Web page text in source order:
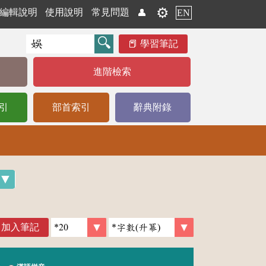
編輯說明 使用說明 常見問題 👤 ⚙️ EN
學習筆記
進階檢索
部首索引 辭典附錄
加入筆記